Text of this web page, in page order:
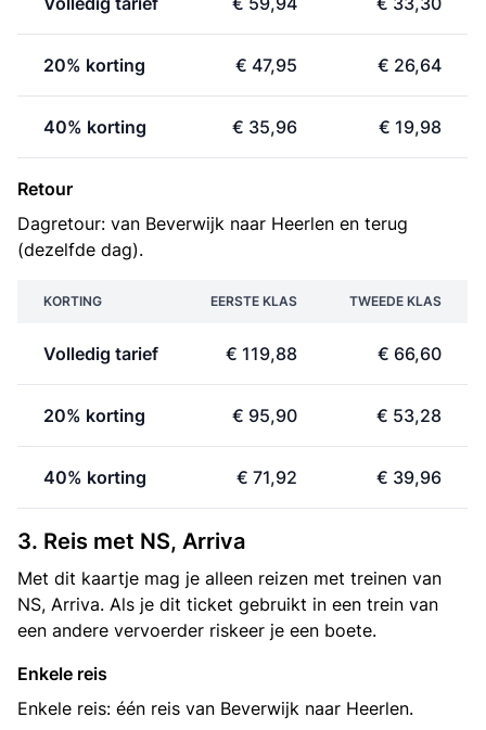
20% korting € 47,95 € 26,64
40% korting € 35,96 € 19,98
Retour
Dagretour: van Beverwijk naar Heerlen en terug
(dezelfde dag).
KORTING EERSTE KLAS TWEEDE KLAS
Volledig tarief € 119,88 € 66,60
20% korting € 95,90 € 53,28
40% korting € 71,92 € 39,96
3. Reis met NS, Arriva
Met dit kaartje mag je alleen reizen met treinen van
NS, Arriva. Als je dit ticket gebruikt in een trein van
een andere vervoerder riskeer je een boete.
Enkele reis
Enkele reis: één reis van Beverwijk naar Heerlen.